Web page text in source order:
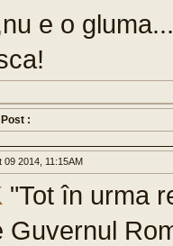
e o
:
09 2014, 11:15AM
"Tot în urma
Guvernul